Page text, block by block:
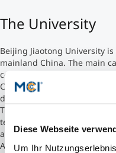
Diese Webseite
Um Ihr
The University
Beijing Jiaotong University
mainland China. The main
central Beijing. It is a
Class Discipline University
disciplines.
The university is a member
technology alliance. BJTU
and visiting scholars from
Asia, Africa, Europe and